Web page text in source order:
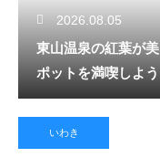
2026.08.05
東山温泉の紅葉が
ポットを満喫しよう
いわき